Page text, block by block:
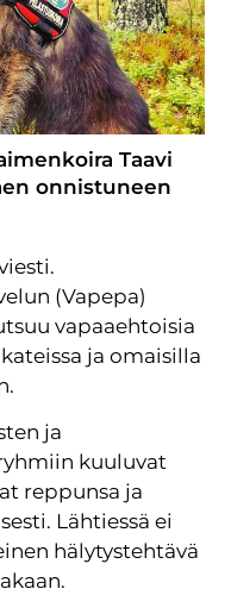
Taavi
onnistuneen
(Vapepa)
vapaaehtoisia
ja omaisilla
ja
kuuluvat
reppunsa ja
Lähtiessä ei
hälytystehtävä